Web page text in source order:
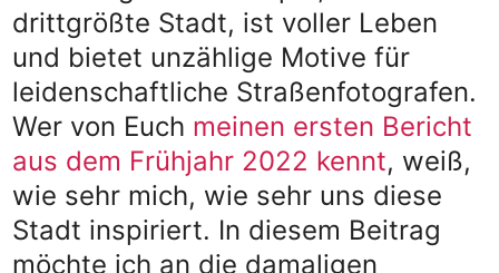
drittgrößte Stadt, ist voller Leben
und bietet unzählige Motive für
leidenschaftliche Straßenfotografen.
Wer von Euch meinen ersten Bericht
aus dem Frühjahr 2022 kennt, weiß,
wie sehr mich, wie sehr uns diese
Stadt inspiriert. In diesem Beitrag
möchte ich an die damaligen